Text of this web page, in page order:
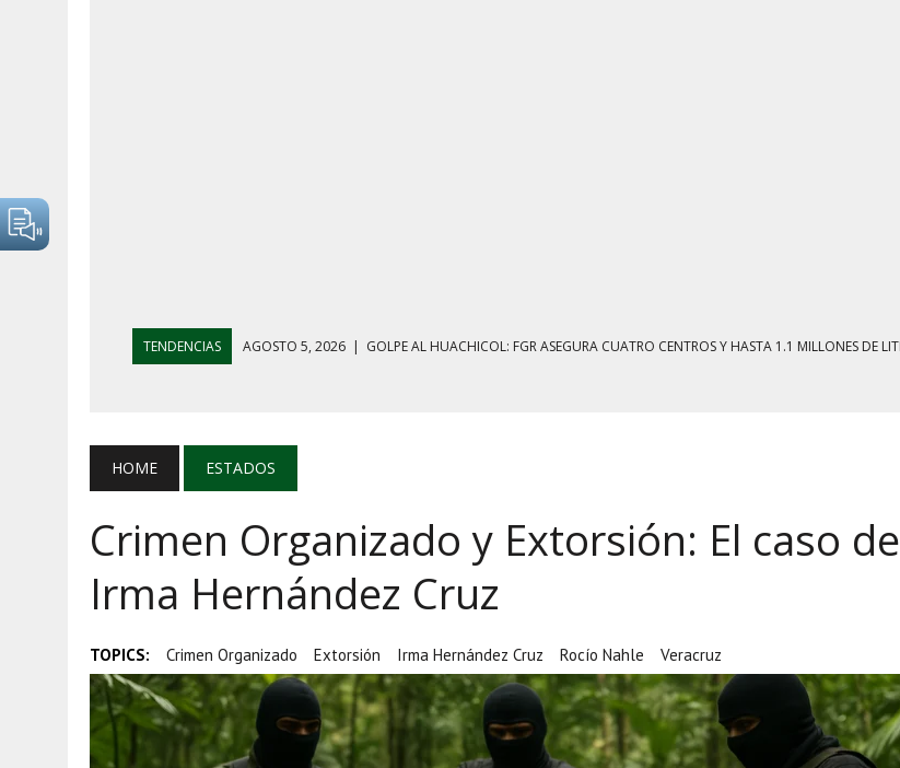
TENDENCIAS AGOSTO 4, 2026 | MAÑANERA DEL 4 DE AGOSTO: CINCO FRENTES BAJO EXAMEN
AGOSTO 5, 2026 | TRANSPARENCIA, HUACHICOL Y EXAMEN DE LA UNAM MARCAN LA JORNADA
AGOSTO 5, 2026 | GOLPE AL HUACHICOL: FGR ASEGURA CUATRO CENTROS Y HASTA 1.1 MILLONES DE LITROS
HOME ESTADOS
Crimen Organizado y Extorsión: El caso de
Irma Hernández Cruz
TOPICS: Crimen Organizado Extorsión Irma Hernández Cruz Rocío Nahle Veracruz